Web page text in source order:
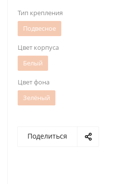
Тип крепления
Подвесное
Цвет корпуса
Белый
Цвет фона
Зелёный
Поделиться